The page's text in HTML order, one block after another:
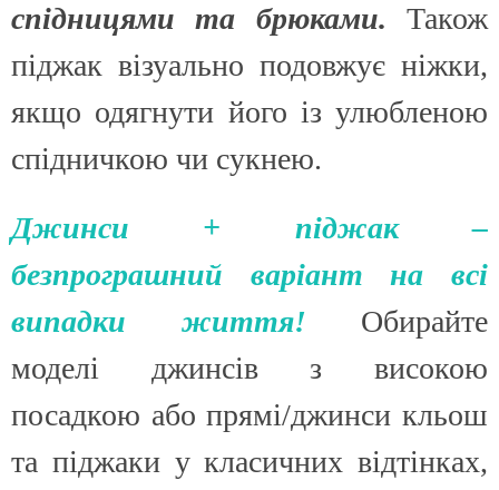
спідницями та брюками. Також
піджак візуально подовжує ніжки,
якщо одягнути його із улюбленою
спідничкою чи сукнею.
Джинси + піджак –
безпрограшний варіант на всі
випадки життя!
Обирайте
моделі джинсів з високою
посадкою або прямі/джинси кльош
та піджаки у класичних відтінках,